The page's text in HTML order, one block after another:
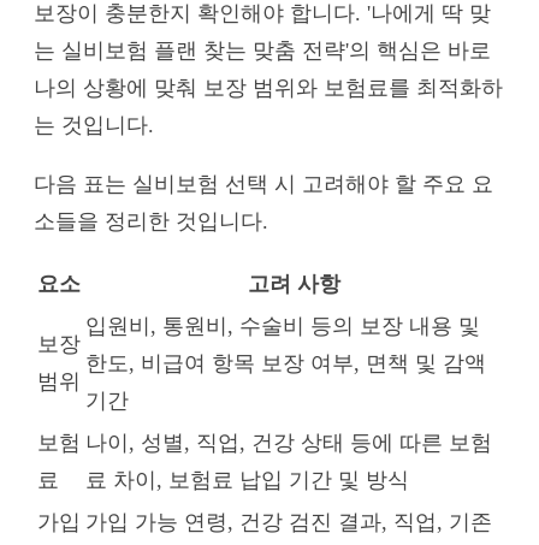
보장이 충분한지 확인해야 합니다. '나에게 딱 맞
는 실비보험 플랜 찾는 맞춤 전략'의 핵심은 바로
나의 상황에 맞춰 보장 범위와 보험료를 최적화하
는 것입니다.
다음 표는 실비보험 선택 시 고려해야 할 주요 요
소들을 정리한 것입니다.
요소 고려 사항
보장
범위
입원비, 통원비, 수술비 등의 보장 내용 및
한도, 비급여 항목 보장 여부, 면책 및 감액
기간
보험
료
나이, 성별, 직업, 건강 상태 등에 따른 보험
료 차이, 보험료 납입 기간 및 방식
가입 가입 가능 연령, 건강 검진 결과, 직업, 기존